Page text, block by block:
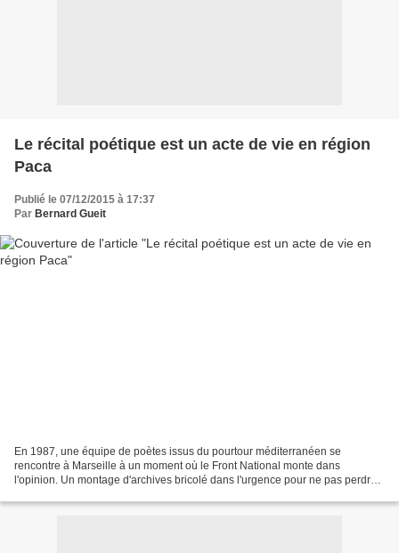
Le récital poétique est un acte de vie en région
Paca
Publié le 07/12/2015 à 17:37
Par Bernard Gueit
En 1987, une équipe de poètes issus du pourtour méditerranéen se
rencontre à Marseille à un moment où le Front National monte dans
l'opinion. Un montage d'archives bricolé dans l'urgence pour ne pas perdre